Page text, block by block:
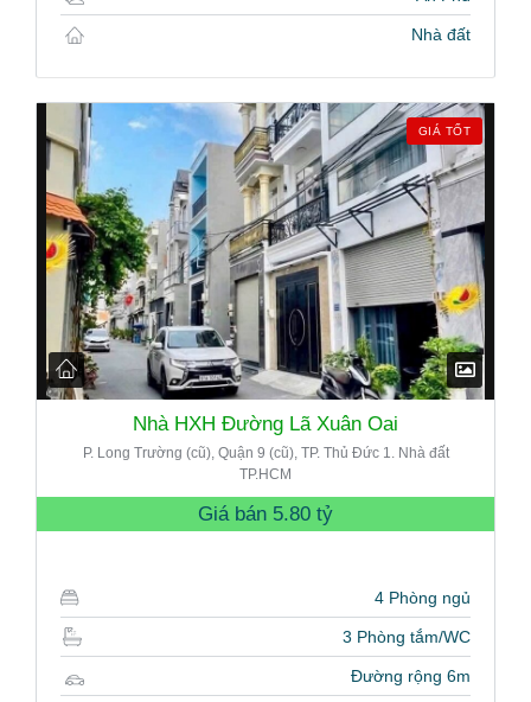
Nhà đất
GIÁ TỐT
Nhà HXH Đường Lã Xuân Oai
P. Long Trường (cũ), Quận 9 (cũ), TP. Thủ Đức 1. Nhà đất
TP.HCM
Giá bán 5.80 tỷ
4 Phòng ngủ
3 Phòng tắm/WC
Đường rộng 6m